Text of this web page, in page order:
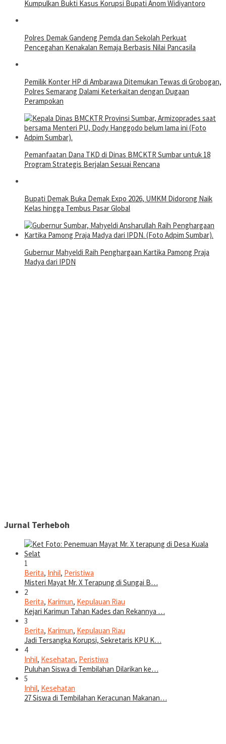
Kumpulkan Bukti Kasus Korupsi Bupati Anom Widiyantoro
Polres Demak Gandeng Pemda dan Sekolah Perkuat
Pencegahan Kenakalan Remaja Berbasis Nilai Pancasila
Pemilik Konter HP di Ambarawa Ditemukan Tewas di Grobogan,
Polres Semarang Dalami Keterkaitan dengan Dugaan
Perampokan
Pemanfaatan Dana TKD di Dinas BMCKTR Sumbar untuk 18
Program Strategis Berjalan Sesuai Rencana
Bupati Demak Buka Demak Expo 2026, UMKM Didorong Naik
Kelas hingga Tembus Pasar Global
Gubernur Mahyeldi Raih Penghargaan Kartika Pamong Praja
Madya dari IPDN
Jurnal Terheboh
1
Berita, Inhil, Peristiwa
Misteri Mayat Mr. X Terapung di Sungai B…
2
Berita, Karimun, Kepulauan Riau
Kejari Karimun Tahan Kades dan Rekannya …
3
Berita, Karimun, Kepulauan Riau
Jadi Tersangka Korupsi, Sekretaris KPU K…
4
Inhil, Kesehatan, Peristiwa
Puluhan Siswa di Tembilahan Dilarikan ke…
5
Inhil, Kesehatan
27 Siswa di Tembilahan Keracunan Makanan…